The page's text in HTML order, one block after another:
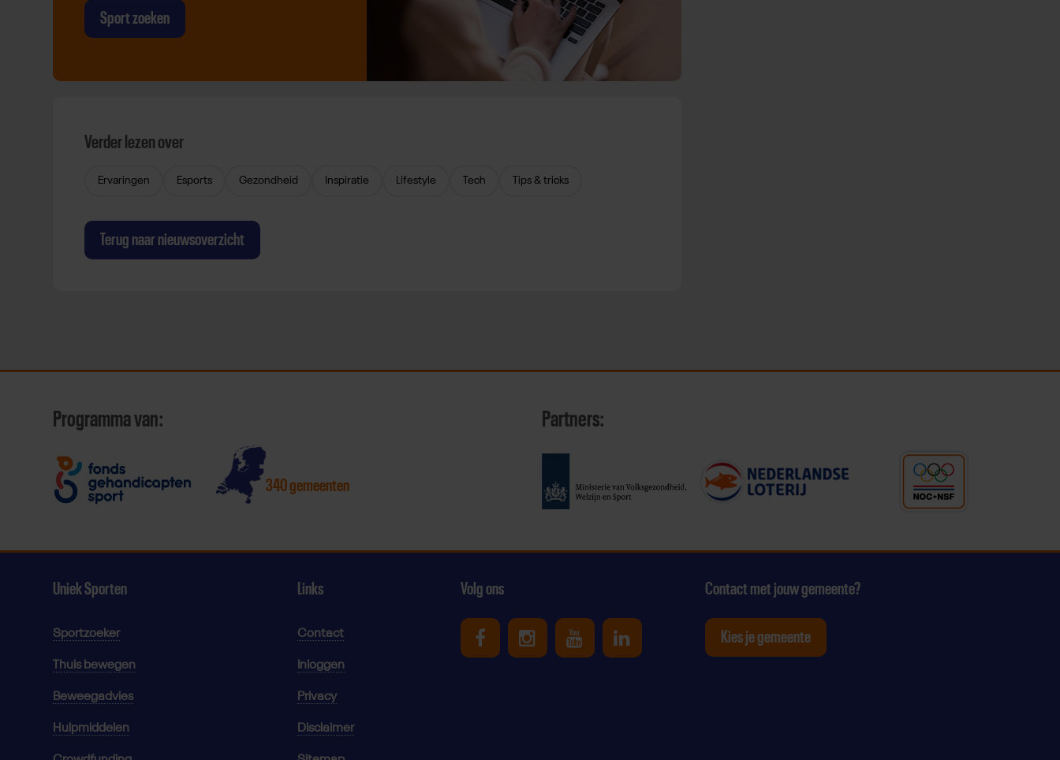
Sport zoeken
Verder lezen over
Ervaringen Esports Gezondheid Inspiratie Lifestyle Tech Tips & tricks
Terug naar nieuwsoverzicht
Programma van:
340 gemeenten
Partners:
Uniek Sporten
Sportzoeker
Thuis bewegen
Beweegadvies
Hulpmiddelen
Links
Contact
Inloggen
Privacy
Disclaimer
Volg ons
Uniek Sporten op Facebook
Uniek Sporten op Instagram
Uniek Sporten op Youtube
Uniek Sporten op Linkedin
Contact met jouw gemeente?
Kies je gemeente